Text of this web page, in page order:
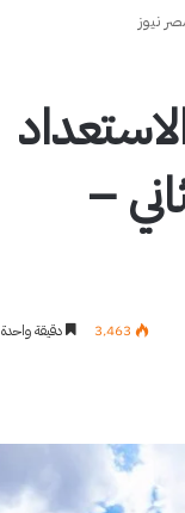
نيوز
–
3٬463 دقيقة واحدة